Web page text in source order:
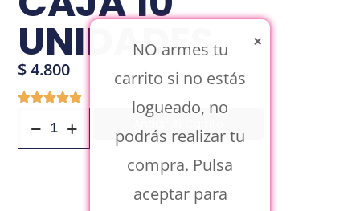
UNIDADES
$4.800
×
NO armes tu
carrito si no estás
logueado, no
podrás realizar tu
compra. Pulsa
aceptar para